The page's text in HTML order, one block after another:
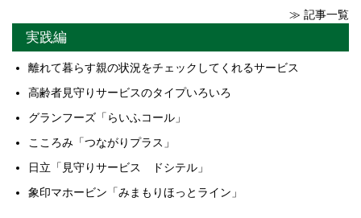
≫ 記事一覧
実践編
離れて暮らす親の状況をチェックしてくれるサービス
高齢者見守りサービスのタイプいろいろ
グランフーズ「らいふコール」
こころみ「つながりプラス」
日立「見守りサービス ドシテル」
象印マホービン「みまもりほっとライン」